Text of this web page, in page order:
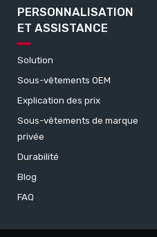
PERSONNALISATION
ET ASSISTANCE
Solution
Sous-vêtements OEM
Explication des prix
Sous-vêtements de marque
privée
Durabilité
Blog
FAQ